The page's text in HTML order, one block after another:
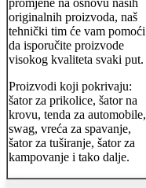
promjene na osnovu naših
originalnih proizvoda, naš
tehnički tim će vam pomoći
da isporučite proizvode
visokog kvaliteta svaki put.
Proizvodi koji pokrivaju:
šator za prikolice, šator na
krovu, tenda za automobile,
swag, vreća za spavanje,
šator za tuširanje, šator za
kampovanje i tako dalje.